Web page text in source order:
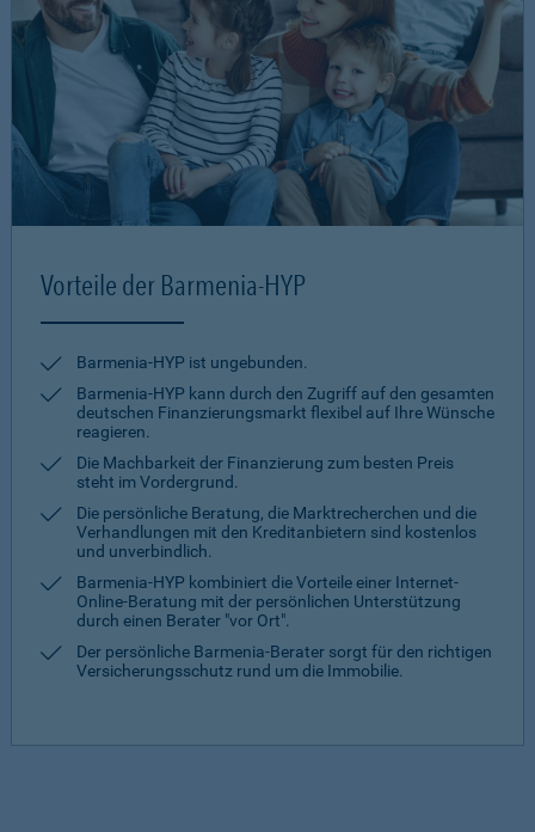
Vorteile der Barmenia-HYP
Barmenia-HYP ist ungebunden.
Barmenia-HYP kann durch den Zugriff auf den gesamten
deutschen Finanzierungsmarkt flexibel auf Ihre Wünsche
reagieren.
Die Machbarkeit der Finanzierung zum besten Preis
steht im Vordergrund.
Die persönliche Beratung, die Marktrecherchen und die
Verhandlungen mit den Kreditanbietern sind kostenlos
und unverbindlich.
Barmenia-HYP kombiniert die Vorteile einer Internet-
Online-Beratung mit der persönlichen Unterstützung
durch einen Berater "vor Ort".
Der persönliche Barmenia-Berater sorgt für den richtigen
Versicherungsschutz rund um die Immobilie.